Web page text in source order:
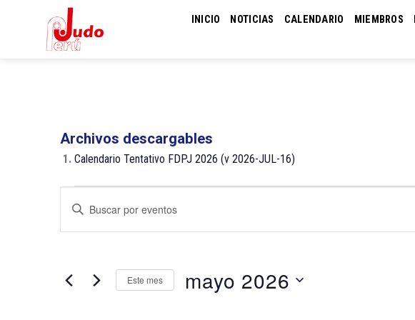
INICIO NOTICIAS CALENDARIO MIEMBROS
Archivos descargables
1. Calendario Tentativo FDPJ 2026 (v 2026-JUL-16)
Eventos
Navegación
vistas
Introduce
palabra
Eventos
Este mes mayo 2026